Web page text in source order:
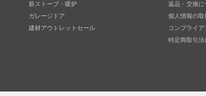
薪ストーブ・暖炉
ガレージドア
建材アウトレットセール
返品・交換に
個人情報の
コンプライ
特定商取引